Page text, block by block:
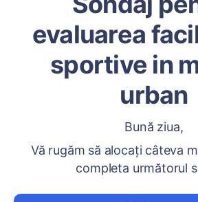
evaluarea
sportive in
urban
Bună ziua,
Vă rugăm să alocați câteva
completa următorul